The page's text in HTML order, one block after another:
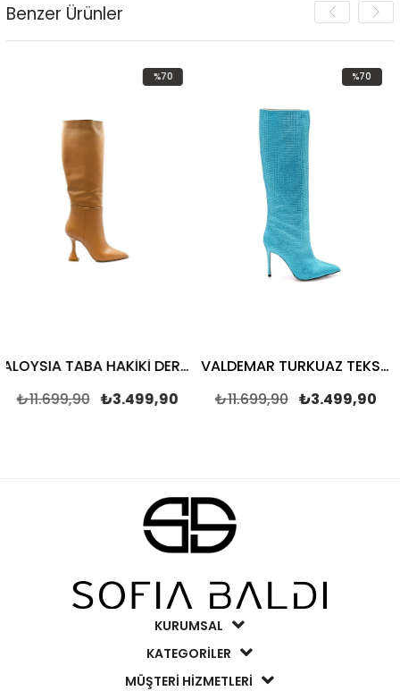
Benzer Ürünler
ALOYSIA TABA HAKİKİ DERİ Kadın TOPUKLU ÇİZME
₺3.499,90
VALDEMAR TURKUAZ TEKSTİL Kadın TOPUKLU ÇİZME
₺3.499,90
₺11.699,90
%70İndirim
KURUMSAL
KATEGORİLER
MÜŞTERİ HİZMETLERİ